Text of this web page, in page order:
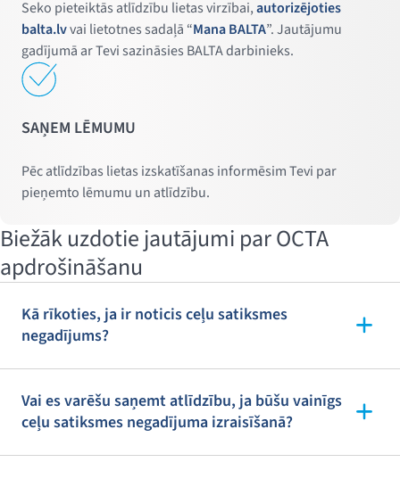
Seko pieteiktās atlīdzību lietas virzībai,autorizējoties
balta.lvvai lietotnes sadaļā “Mana BALTA”. Jautājumu
gadījumā ar Tevi sazināsies BALTA darbinieks.
SAŅEM LĒMUMU
Pēc atlīdzības lietas izskatīšanas informēsim Tevi par
pieņemto lēmumu un atlīdzību.
Biežāk uzdotie jautājumi par OCTA
apdrošināšanu
Kā rīkoties, ja ir noticis ceļu satiksmes
negadījums?
Vai es varēšu saņemt atlīdzību, ja būšu vainīgs
ceļu satiksmes negadījuma izraisīšanā?